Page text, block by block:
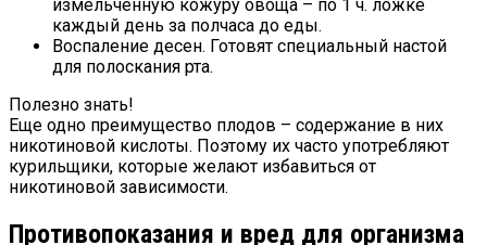
измельченную кожуру овоща – по 1 ч. ложке
каждый день за полчаса до еды.
Воспаление десен. Готовят специальный настой
для полоскания рта.
Полезно знать!
Еще одно преимущество плодов – содержание в них
никотиновой кислоты. Поэтому их часто употребляют
курильщики, которые желают избавиться от
никотиновой зависимости.
Противопоказания и вред для организма